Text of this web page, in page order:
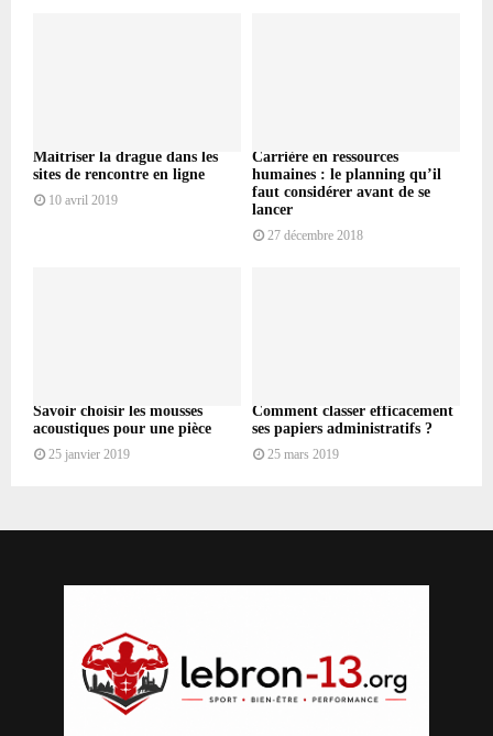
Maitriser la drague dans les
sites de rencontre en ligne
10 avril 2019
Carrière en ressources
humaines : le planning qu’il
faut considérer avant de se
lancer
27 décembre 2018
Savoir choisir les mousses
acoustiques pour une pièce
25 janvier 2019
Comment classer efficacement
ses papiers administratifs ?
25 mars 2019